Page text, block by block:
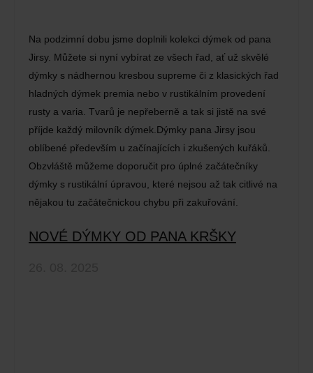
Na podzimní dobu jsme doplnili kolekci dýmek od pana
Jirsy. Můžete si nyní vybírat ze všech řad, ať už skvělé
dýmky s nádhernou kresbou supreme či z klasických řad
hladných dýmek premia nebo v rustikálním provedení
rusty a varia. Tvarů je nepřeberně a tak si jistě na své
příjde každý milovník dýmek.Dýmky pana Jirsy jsou
oblíbené především u začínajících i zkušených kuřáků.
Obzvláště můžeme doporučit pro úplné začátečníky
dýmky s rustikální úpravou, které nejsou až tak citlivé na
nějakou tu začátečnickou chybu při zakuřování.
NOVÉ DÝMKY OD PANA KRŠKY